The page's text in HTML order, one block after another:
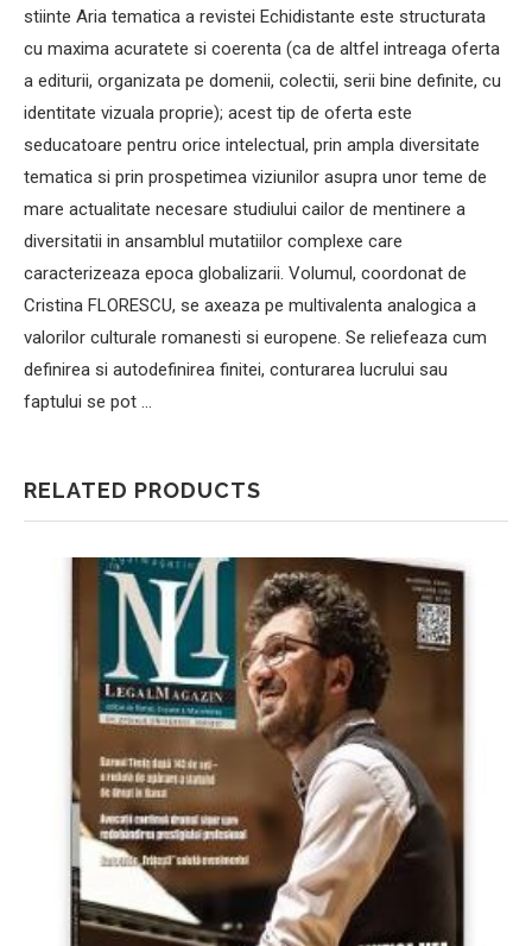
stiinte Aria tematica a revistei Echidistante este structurata
cu maxima acuratete si coerenta (ca de altfel intreaga oferta
a editurii, organizata pe domenii, colectii, serii bine definite, cu
identitate vizuala proprie); acest tip de oferta este
seducatoare pentru orice intelectual, prin ampla diversitate
tematica si prin prospetimea viziunilor asupra unor teme de
mare actualitate necesare studiului cailor de mentinere a
diversitatii in ansamblul mutatiilor complexe care
caracterizeaza epoca globalizarii. Volumul, coordonat de
Cristina FLORESCU, se axeaza pe multivalenta analogica a
valorilor culturale romanesti si europene. Se reliefeaza cum
definirea si autodefinirea finitei, conturarea lucrului sau
faptului se pot …
RELATED PRODUCTS